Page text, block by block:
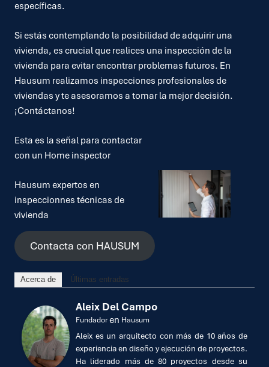
específicas.
Si estás contemplando la posibilidad de adquirir una
vivienda, es crucial que realices una inspección de la
vivienda para evitar encontrar problemas futuros. En
Hausum realizamos inspecciones profesionales de
viviendas y te asesoramos a tomar la mejor decisión.
¡Contáctanos!
Esta es la señal para contactar
con un Home inspector
Hausum expertos en
inspeccionnes técnicas de
vivienda
Contacta con HAUSUM
Acerca de Últimas entradas
Aleix Del Campo
Fundadoren Hausum
Aleix es un arquitecto con más de 10 años de
experiencia en diseño y ejecución de proyectos.
Ha liderado más de 80 proyectos desde su